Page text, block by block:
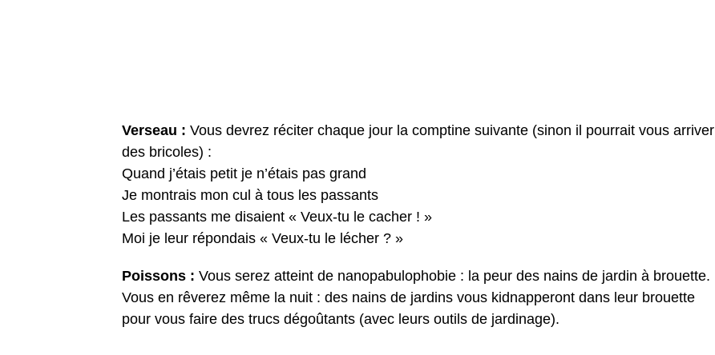
Verseau : Vous devrez réciter chaque jour la comptine suivante (sinon il pourrait vous arriver
des bricoles) :
Quand j’étais petit je n’étais pas grand
Je montrais mon cul à tous les passants
Les passants me disaient « Veux-tu le cacher ! »
Moi je leur répondais « Veux-tu le lécher ? »
Poissons : Vous serez atteint de nanopabulophobie : la peur des nains de jardin à brouette.
Vous en rêverez même la nuit : des nains de jardins vous kidnapperont dans leur brouette
pour vous faire des trucs dégoûtants (avec leurs outils de jardinage).